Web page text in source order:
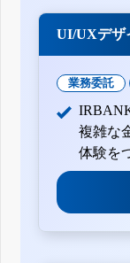
UI/UXデザ
業務委託
複雑な
体験を